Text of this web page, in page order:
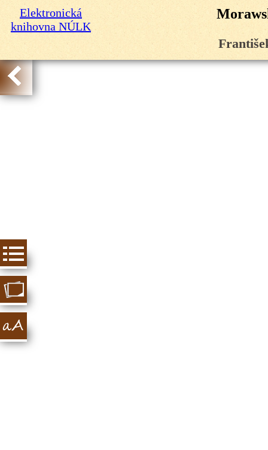
Elektronická
knihovna NÚLK